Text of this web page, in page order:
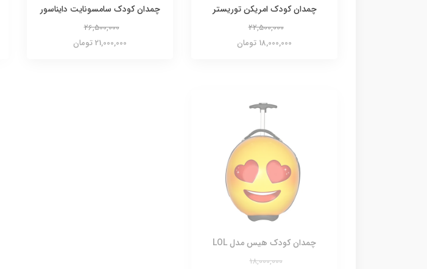
چمدان کودک امریکن توریستر
22,500,000
18,000,000 تومان
چمدان کودک سامسونایت دایناسور
26,500,000
21,000,000 تومان
چمدان کودک هیس مدل LOL
18,000,000